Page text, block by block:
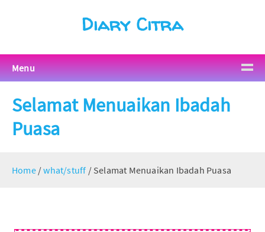
Diary Citra
Menu
Selamat Menuaikan Ibadah
Puasa
Home /what/stuff / Selamat Menuaikan Ibadah Puasa